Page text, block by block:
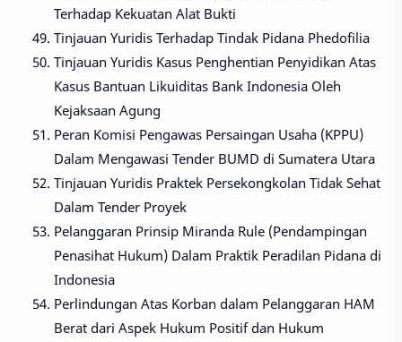
Terhadap Kekuatan Alat Bukti
Tinjauan Yuridis Terhadap Tindak Pidana Phedofilia
Tinjauan Yuridis Kasus Penghentian Penyidikan Atas
Kasus Bantuan Likuiditas Bank Indonesia Oleh
Kejaksaan Agung
Peran Komisi Pengawas Persaingan Usaha (KPPU)
Dalam Mengawasi Tender BUMD di Sumatera Utara
Tinjauan Yuridis Praktek Persekongkolan Tidak Sehat
Dalam Tender Proyek
Pelanggaran Prinsip Miranda Rule (Pendampingan
Penasihat Hukum) Dalam Praktik Peradilan Pidana di
Indonesia
Perlindungan Atas Korban dalam Pelanggaran HAM
Berat dari Aspek Hukum Positif dan Hukum